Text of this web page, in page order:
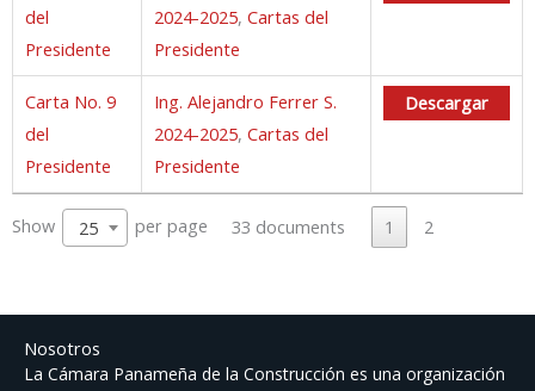
del
Presidente
2024-2025, Cartas del
Presidente
Carta No. 9
del
Presidente
Ing. Alejandro Ferrer S.
2024-2025, Cartas del
Presidente
Descargar
Show 25 per page 33 documents 1 2
Nosotros
La Cámara Panameña de la Construcción es una organización